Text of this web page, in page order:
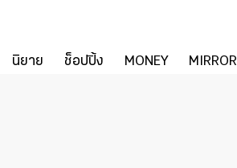
นิยาย ช็อปปิ้ง MONEY MIRROR